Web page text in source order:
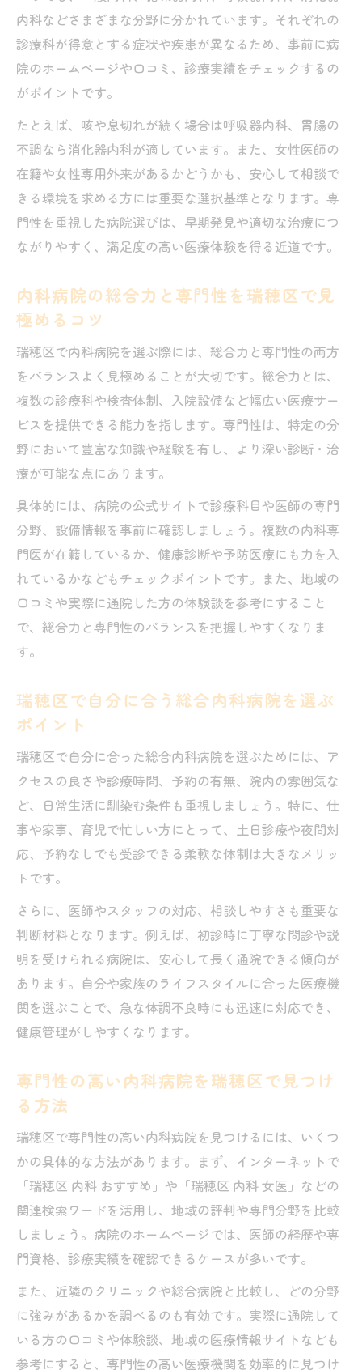
内科などさまざまな分野に分かれています。それぞれの
診療科が得意とする症状や疾患が異なるため、事前に病
院のホームページや口コミ、診療実績をチェックするの
がポイントです。
たとえば、咳や息切れが続く場合は呼吸器内科、胃腸の
不調なら消化器内科が適しています。また、女性医師の
在籍や女性専用外来があるかどうかも、安心して相談で
きる環境を求める方には重要な選択基準となります。専
門性を重視した病院選びは、早期発見や適切な治療につ
ながりやすく、満足度の高い医療体験を得る近道です。
内科病院の総合力と専門性を瑞穂区で見
極めるコツ
瑞穂区で内科病院を選ぶ際には、総合力と専門性の両方
をバランスよく見極めることが大切です。総合力とは、
複数の診療科や検査体制、入院設備など幅広い医療サー
ビスを提供できる能力を指します。専門性は、特定の分
野において豊富な知識や経験を有し、より深い診断・治
療が可能な点にあります。
具体的には、病院の公式サイトで診療科目や医師の専門
分野、設備情報を事前に確認しましょう。複数の内科専
門医が在籍しているか、健康診断や予防医療にも力を入
れているかなどもチェックポイントです。また、地域の
口コミや実際に通院した方の体験談を参考にすること
で、総合力と専門性のバランスを把握しやすくなりま
す。
瑞穂区で自分に合う総合内科病院を選ぶ
ポイント
瑞穂区で自分に合った総合内科病院を選ぶためには、ア
クセスの良さや診療時間、予約の有無、院内の雰囲気な
ど、日常生活に馴染む条件も重視しましょう。特に、仕
事や家事、育児で忙しい方にとって、土日診療や夜間対
応、予約なしでも受診できる柔軟な体制は大きなメリッ
トです。
さらに、医師やスタッフの対応、相談しやすさも重要な
判断材料となります。例えば、初診時に丁寧な問診や説
明を受けられる病院は、安心して長く通院できる傾向が
あります。自分や家族のライフスタイルに合った医療機
関を選ぶことで、急な体調不良時にも迅速に対応でき、
健康管理がしやすくなります。
専門性の高い内科病院を瑞穂区で見つけ
る方法
瑞穂区で専門性の高い内科病院を見つけるには、いくつ
かの具体的な方法があります。まず、インターネットで
「瑞穂区 内科 おすすめ」や「瑞穂区 内科 女医」などの
関連検索ワードを活用し、地域の評判や専門分野を比較
しましょう。病院のホームページでは、医師の経歴や専
門資格、診療実績を確認できるケースが多いです。
また、近隣のクリニックや総合病院と比較し、どの分野
に強みがあるかを調べるのも有効です。実際に通院して
いる方の口コミや体験談、地域の医療情報サイトなども
参考にすると、専門性の高い医療機関を効率的に見つけ